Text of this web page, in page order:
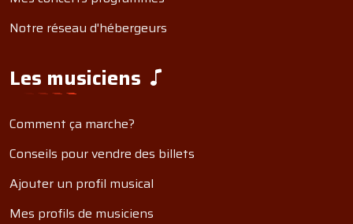
Notre réseau d'hébergeurs
Les musiciens
Comment ça marche?
Conseils pour vendre des billets
Ajouter un profil musical
Mes profils de musiciens